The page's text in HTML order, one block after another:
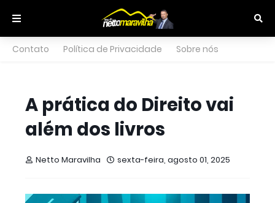
Contato Política de Privacidade Sobre nós
A prática do Direito vai
além dos livros
Netto Maravilha sexta-feira, agosto 01, 2025